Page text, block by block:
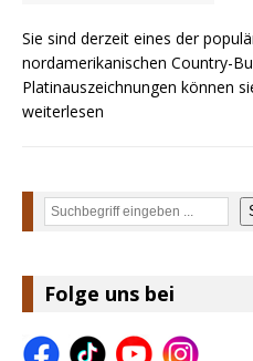
Sie sind derzeit eines der
nordamerikanischen Country-
Platinauszeichnungen können
weiterlesen
Suchen
Folge uns bei